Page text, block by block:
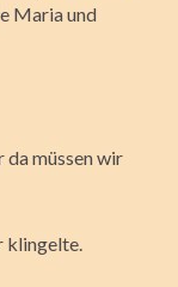
Maria und
da müssen wir
klingelte.